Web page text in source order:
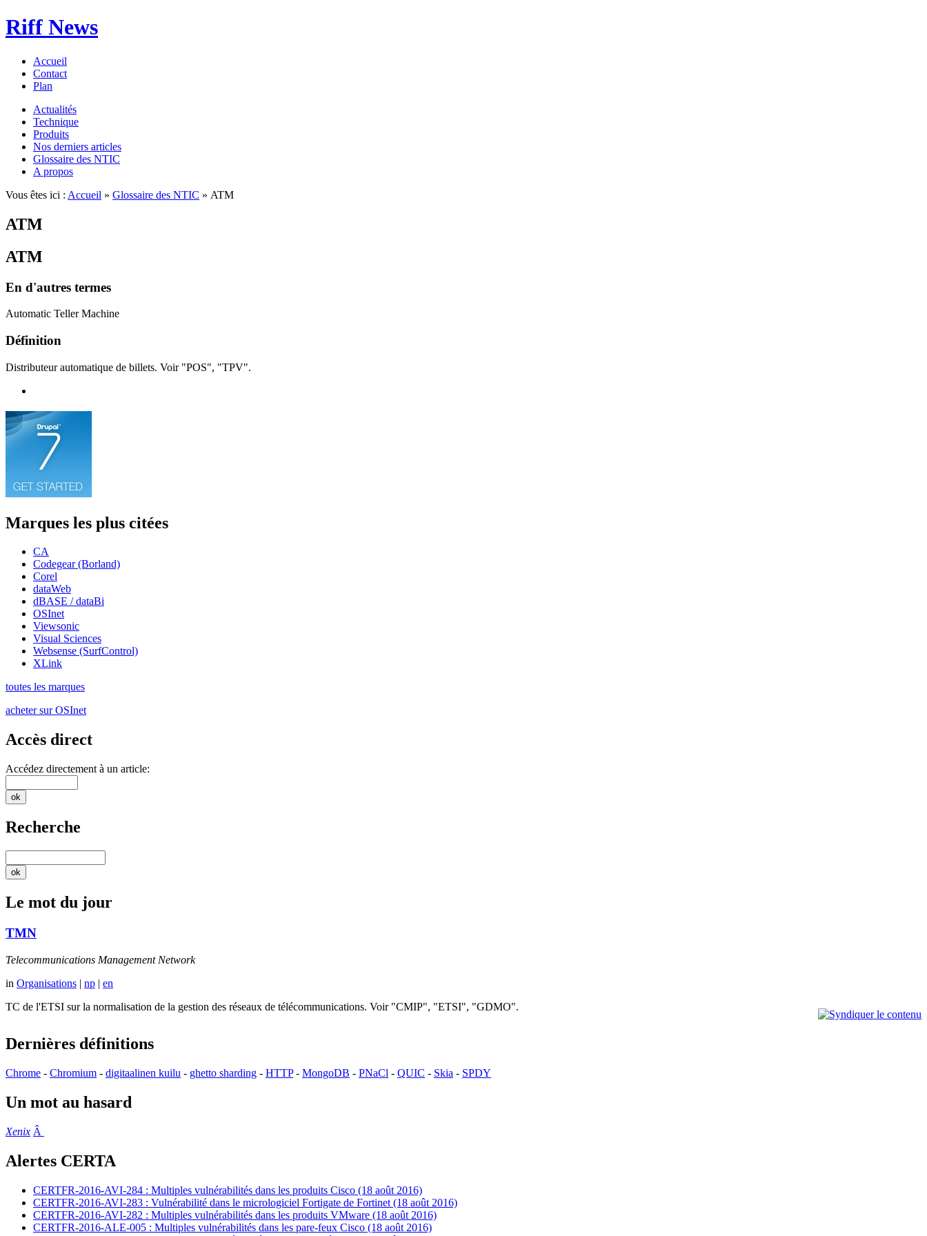
Riff News
Accueil
Contact
Plan
Actualités
Technique
Produits
Nos derniers articles
Glossaire des NTIC
A propos
Vous êtes ici : Accueil » Glossaire des NTIC » ATM
ATM
ATM
En d'autres termes
Automatic Teller Machine
Définition
Distributeur automatique de billets. Voir "POS", "TPV".
Marques les plus citées
CA
Codegear (Borland)
Corel
dataWeb
dBASE / dataBi
OSInet
Viewsonic
Visual Sciences
Websense (SurfControl)
XLink
toutes les marques
acheter sur OSInet
Accès direct
Accédez directement à un article:
Recherche
Le mot du jour
TMN
Telecommunications Management Network
in Organisations | np | en
TC de l'ETSI sur la normalisation de la gestion des réseaux de télécommunications. Voir "CMIP", "ETSI", "GDMO".
Dernières définitions
Chrome - Chromium - digitaalinen kuilu - ghetto sharding - HTTP- MongoDB - PNaCl - QUIC - Skia - SPDY
Un mot au hasard
Xenix Â
Alertes CERTA
CERTFR-2016-AVI-284 : Multiples vulnérabilités dans les produits Cisco (18 août 2016)
CERTFR-2016-AVI-283 : Vulnérabilité dans le micrologiciel Fortigate de Fortinet (18 août 2016)
CERTFR-2016-AVI-282 : Multiples vulnérabilités dans les produits VMware (18 août 2016)
CERTFR-2016-ALE-005 : Multiples vulnérabilités dans les pare-feux Cisco (18 août 2016)